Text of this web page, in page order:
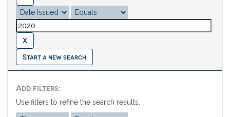
Start a new search
Add filters:
Use filters to refine the search results.